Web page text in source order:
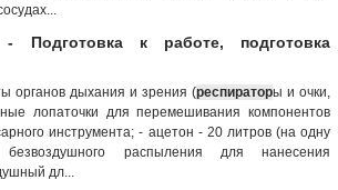
Подготовка к работе, подготовка
органов дыхания и зрения (респираторы и очки,
лопаточки для перемешивания компонентов
инструмента; - ацетон - 20 литров (на одну
безвоздушного распыления для нанесения
дл...